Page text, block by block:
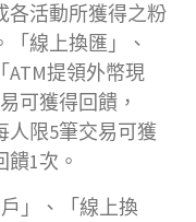
各活動所獲得之粉
線上換匯」、
ATM提領外幣現
可獲得回饋，
人限5筆交易可獲
1次。
」、「線上換